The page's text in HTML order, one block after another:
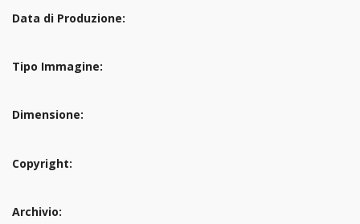
Data di Produzione:
Tipo Immagine:
Dimensione:
Copyright:
Archivio: